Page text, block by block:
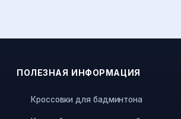
ПОЛЕЗНАЯ ИНФОРМАЦИЯ
Кроссовки для бадминтона